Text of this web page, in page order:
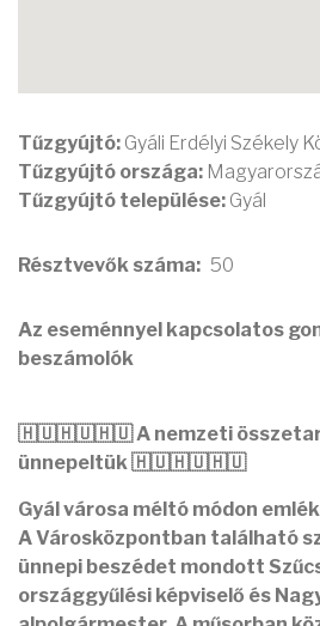
Tűzgyújtó: Gyáli Erdélyi Székely
Tűzgyújtó országa:
Tűzgyújtó települése: Gyál
Résztvevők száma 50
Az eseménnyel kapcsolatos
beszámolók
🇭🇺🇭🇺🇭🇺 A nemzeti
ünnepeltük 🇭🇺🇭🇺🇭🇺
Gyál városa méltó módon
A Városközpontban található
ünnepi beszédet mondott
országgyűlési képviselő és